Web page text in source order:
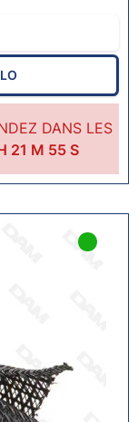
DANS LES
21 M 54 S